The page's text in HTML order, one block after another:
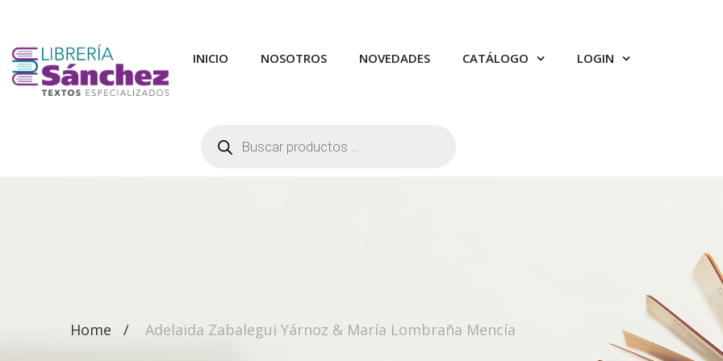
INICIO NOSOTROS NOVEDADES CATÁLOGO LOGIN
productos
Home Adelaida Zabalegui Yárnoz & María Lombraña Mencía